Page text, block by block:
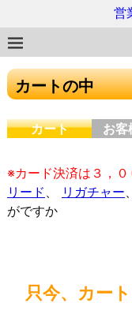
営
カートの中
カート お客
※カード決済は３，０
リード 、 リガチャー、
がですか
只今、カー